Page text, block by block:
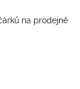
na prodejně